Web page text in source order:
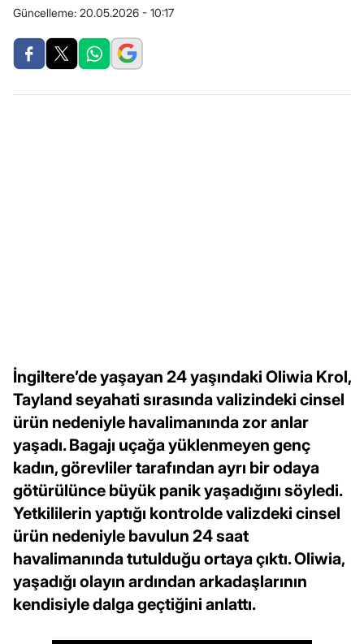
Güncelleme: 20.05.2026 - 10:17
İngiltere’de yaşayan 24 yaşındaki Oliwia Krol,
Tayland seyahati sırasında valizindeki cinsel
ürün nedeniyle havalimanında zor anlar
yaşadı. Bagajı uçağa yüklenmeyen genç
kadın, görevliler tarafından ayrı bir odaya
götürülünce büyük panik yaşadığını söyledi.
Yetkililerin yaptığı kontrolde valizdeki cinsel
ürün nedeniyle bavulun 24 saat
havalimanında tutulduğu ortaya çıktı. Oliwia,
yaşadığı olayın ardından arkadaşlarının
kendisiyle dalga geçtiğini anlattı.